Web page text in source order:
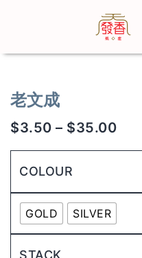
老文成
$3.50 – $35.00
COLOUR
GOLD SILVER
STACK